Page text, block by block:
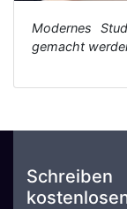
Modernes
gemacht